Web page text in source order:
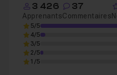
Chapitre 2 : Partie
Chapitre 3 : Partie pratique
3 426
Apprenants
37
Commentaires
5/5
4/5
3/5
2/5
1/5